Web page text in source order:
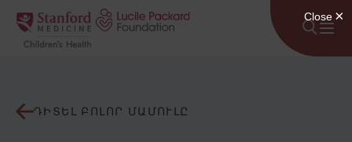
Անցնել բովանդակությանը
ԴԻՏԵԼ ԲՈԼՈՐ ՄԱՄՈՒԼԸ